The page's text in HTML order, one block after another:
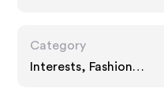
Category
Interests, Fashion